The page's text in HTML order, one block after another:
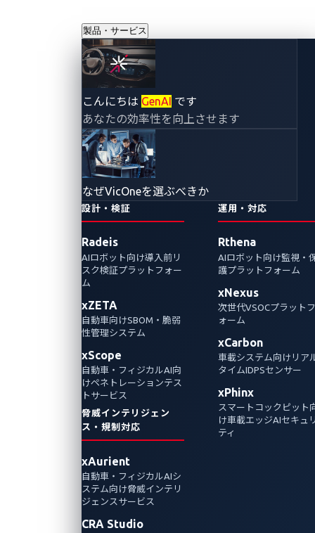
製品・サービス
こんにちは GenAI です
あなたの効率性を向上させます
なぜVicOneを選ぶべきか
設計・検証
Radeis
AIロボット向け導入前リ
スク検証プラットフォー
ム
xZETA
自動車向けSBOM・脆弱
性管理システム
xScope
自動車・フィジカルAI向
けペネトレーションテス
トサービス
脅威インテリジェン
ス・規制対応
xAurient
自動車・フィジカルAIシ
ステム向け脅威インテリ
ジェンスサービス
CRA Studio
運用・対応
Rthena
AIロボット向け監視・
護プラットフォーム
xNexus
次世代VSOCプラットフ
ォーム
xCarbon
車載システム向けリア
タイムIDPSセンサー
xPhinx
スマートコックピット
け車載エッジAIセキュ
ティ
車両管理システム
を脅かす認証と
APIの脆弱性につ
いて
2024年10月10日
CyberThreat Research Lab
脆弱な認証方式やAPIサービスの脆弱性は、機
密性の高い車両データをリスクにさらしま
す。車両管理システムとEVシステムを保護す
るために、暗号化やAPI保護などの主要なセキ
ュリティ対策を検証します。